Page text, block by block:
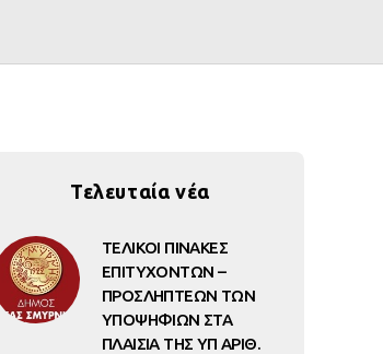
Τελευταία νέα
ΤΕΛΙΚΟΙ ΠΙΝΑΚΕΣ
ΕΠΙΤΥΧΟΝΤΩΝ –
ΠΡΟΣΛΗΠΤΕΩΝ ΤΩΝ
ΥΠΟΨΗΦΙΩΝ ΣΤΑ
ΠΛΑΙΣΙΑ ΤΗΣ ΥΠ ΑΡΙΘ.